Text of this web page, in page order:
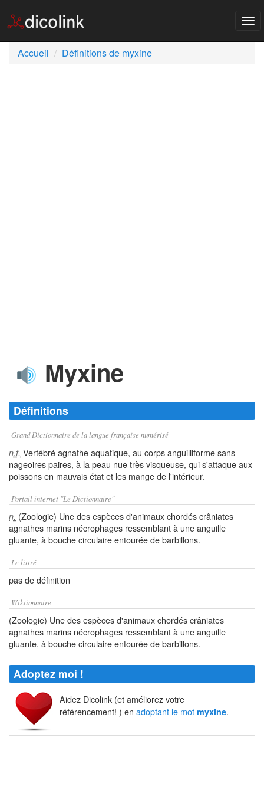
Accueil
Définitions de myxine
Myxine
Définitions
Grand Dictionnaire de la langue française numérisé
n.f. Vertébré agnathe aquatique, au corps anguilliforme sans
nageoires paires, à la peau nue très visqueuse, qui s'attaque aux
poissons en mauvais état et les mange de l'intérieur.
Portail internet "Le Dictionnaire"
n. (Zoologie) Une des espèces d'animaux chordés crâniates
agnathes marins nécrophages ressemblant à une anguille
gluante, à bouche circulaire entourée de barbillons.
Le littré
pas de définition
Wiktionnaire
(Zoologie) Une des espèces d'animaux chordés crâniates
agnathes marins nécrophages ressemblant à une anguille
gluante, à bouche circulaire entourée de barbillons.
Adoptez moi !
Aidez Dicolink (et améliorez votre
référencement! ) en adoptant le mot myxine.